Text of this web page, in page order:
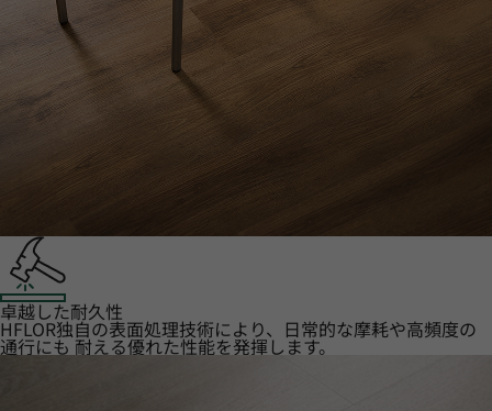
卓越した耐久性
HFLOR独自の表面処理技術により、日常的な摩耗や高頻度の
通行にも 耐える優れた性能を発揮します。